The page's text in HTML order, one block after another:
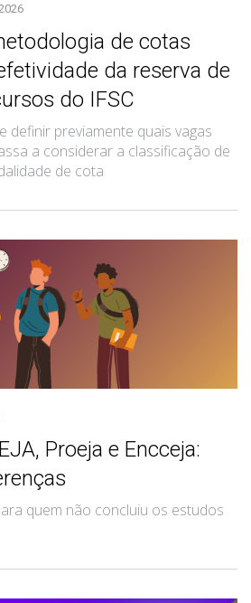
de cotas
da reserva de
do IFSC
definir previamente quais vagas
a considerar a classificação de
de cota
Proeja e Encceja:
quem não concluiu os estudos